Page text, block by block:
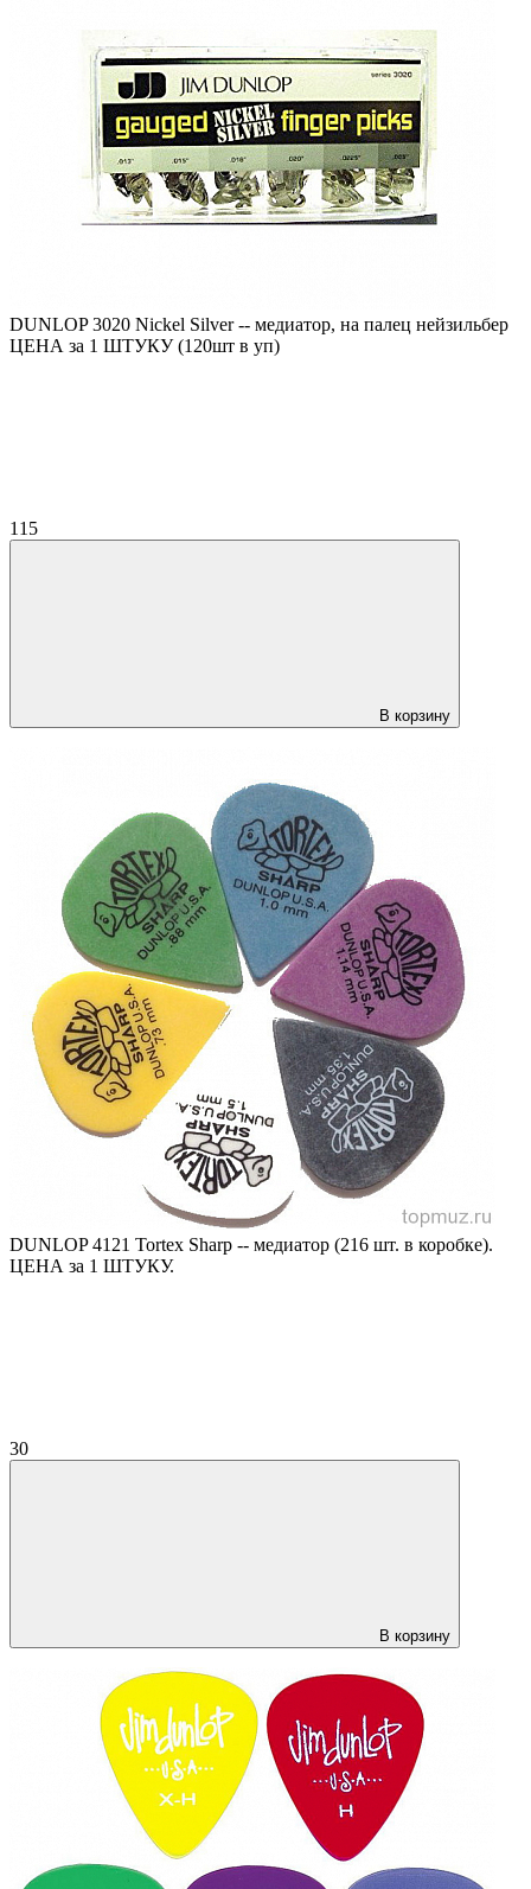
DUNLOP 3020 Nickel Silver -- медиатор, на палец нейзильбер
ЦЕНА за 1 ШТУКУ (120шт в уп)
115
В корзину
DUNLOP 4121 Tortex Sharp -- медиатор (216 шт. в коробке).
ЦЕНА за 1 ШТУКУ.
30
В корзину